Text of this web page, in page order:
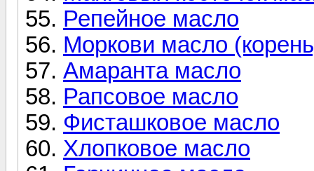
Репейное масло
Моркови масло
Амаранта масло
Рапсовое масло
Фисташковое масло
Хлопковое масло